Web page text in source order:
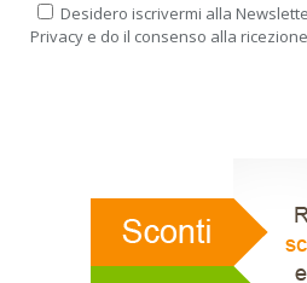
Desidero iscrivermi alla
Privacy e do il consenso alla